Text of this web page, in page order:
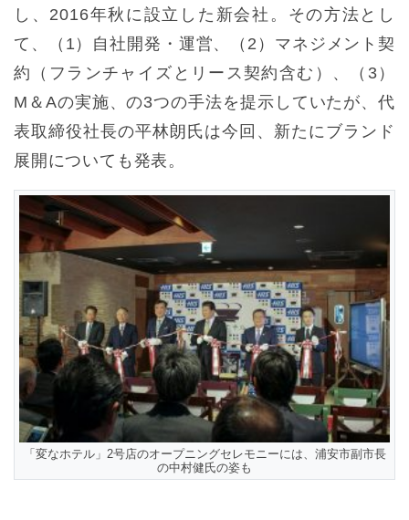
し、2016年秋に設立した新会社。その方法とし
て、（1）自社開発・運営、（2）マネジメント契
約（フランチャイズとリース契約含む）、（3）
M＆Aの実施、の3つの手法を提示していたが、代
表取締役社長の平林朗氏は今回、新たにブランド
展開についても発表。
「変なホテル」2号店のオープニングセレモニーには、浦安市副市長
の中村健氏の姿も